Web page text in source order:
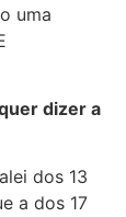
uma
dizer a
dos 13
a dos 17